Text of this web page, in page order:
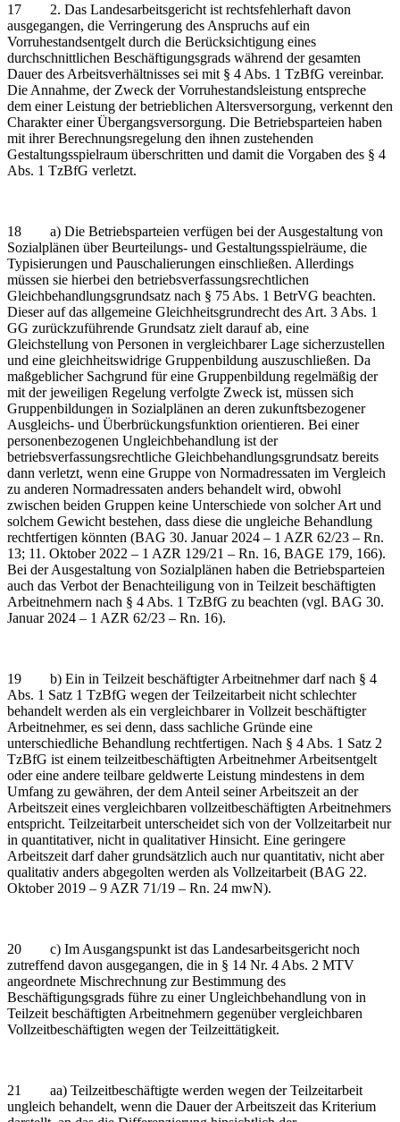
17 2. Das Landesarbeitsgericht ist rechtsfehlerhaft davon
ausgegangen, die Verringerung des Anspruchs auf ein
Vorruhestandsentgelt durch die Berücksichtigung eines
durchschnittlichen Beschäftigungsgrads während der gesamten
Dauer des Arbeitsverhältnisses sei mit § 4 Abs. 1 TzBfG vereinbar.
Die Annahme, der Zweck der Vorruhestandsleistung entspreche
dem einer Leistung der betrieblichen Altersversorgung, verkennt den
Charakter einer Übergangsversorgung. Die Betriebsparteien haben
mit ihrer Berechnungsregelung den ihnen zustehenden
Gestaltungsspielraum überschritten und damit die Vorgaben des § 4
Abs. 1 TzBfG verletzt.
18 a) Die Betriebsparteien verfügen bei der Ausgestaltung von
Sozialplänen über Beurteilungs- und Gestaltungsspielräume, die
Typisierungen und Pauschalierungen einschließen. Allerdings
müssen sie hierbei den betriebsverfassungsrechtlichen
Gleichbehandlungsgrundsatz nach § 75 Abs. 1 BetrVG beachten.
Dieser auf das allgemeine Gleichheitsgrundrecht des Art. 3 Abs. 1
GG zurückzuführende Grundsatz zielt darauf ab, eine
Gleichstellung von Personen in vergleichbarer Lage sicherzustellen
und eine gleichheitswidrige Gruppenbildung auszuschließen. Da
maßgeblicher Sachgrund für eine Gruppenbildung regelmäßig der
mit der jeweiligen Regelung verfolgte Zweck ist, müssen sich
Gruppenbildungen in Sozialplänen an deren zukunftsbezogener
Ausgleichs- und Überbrückungsfunktion orientieren. Bei einer
personenbezogenen Ungleichbehandlung ist der
betriebsverfassungsrechtliche Gleichbehandlungsgrundsatz bereits
dann verletzt, wenn eine Gruppe von Normadressaten im Vergleich
zu anderen Normadressaten anders behandelt wird, obwohl
zwischen beiden Gruppen keine Unterschiede von solcher Art und
solchem Gewicht bestehen, dass diese die ungleiche Behandlung
rechtfertigen könnten (BAG 30. Januar 2024 – 1 AZR 62/23 – Rn.
13; 11. Oktober 2022 – 1 AZR 129/21 – Rn. 16, BAGE 179, 166).
Bei der Ausgestaltung von Sozialplänen haben die Betriebsparteien
auch das Verbot der Benachteiligung von in Teilzeit beschäftigten
Arbeitnehmern nach § 4 Abs. 1 TzBfG zu beachten (vgl. BAG 30.
Januar 2024 – 1 AZR 62/23 – Rn. 16).
19 b) Ein in Teilzeit beschäftigter Arbeitnehmer darf nach § 4
Abs. 1 Satz 1 TzBfG wegen der Teilzeitarbeit nicht schlechter
behandelt werden als ein vergleichbarer in Vollzeit beschäftigter
Arbeitnehmer, es sei denn, dass sachliche Gründe eine
unterschiedliche Behandlung rechtfertigen. Nach § 4 Abs. 1 Satz 2
TzBfG ist einem teilzeitbeschäftigten Arbeitnehmer Arbeitsentgelt
oder eine andere teilbare geldwerte Leistung mindestens in dem
Umfang zu gewähren, der dem Anteil seiner Arbeitszeit an der
Arbeitszeit eines vergleichbaren vollzeitbeschäftigten Arbeitnehmers
entspricht. Teilzeitarbeit unterscheidet sich von der Vollzeitarbeit nur
in quantitativer, nicht in qualitativer Hinsicht. Eine geringere
Arbeitszeit darf daher grundsätzlich auch nur quantitativ, nicht aber
qualitativ anders abgegolten werden als Vollzeitarbeit (BAG 22.
Oktober 2019 – 9 AZR 71/19 – Rn. 24 mwN).
20 c) Im Ausgangspunkt ist das Landesarbeitsgericht noch
zutreffend davon ausgegangen, die in § 14 Nr. 4 Abs. 2 MTV
angeordnete Mischrechnung zur Bestimmung des
Beschäftigungsgrads führe zu einer Ungleichbehandlung von in
Teilzeit beschäftigten Arbeitnehmern gegenüber vergleichbaren
Vollzeitbeschäftigten wegen der Teilzeittätigkeit.
21 aa) Teilzeitbeschäftigte werden wegen der Teilzeitarbeit
ungleich behandelt, wenn die Dauer der Arbeitszeit das Kriterium